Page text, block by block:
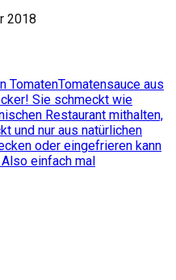
2018
TomatenTomatensauce aus
Sie schmeckt wie
Restaurant mithalten,
und nur aus natürlichen
oder eingefrieren kann
einfach mal